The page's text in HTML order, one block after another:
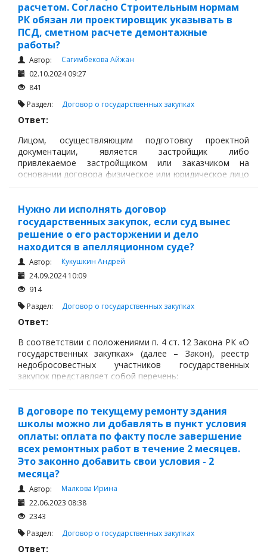
расчетом. Согласно Строительным нормам
РК обязан ли проектировщик указывать в
ПСД, сметном расчете демонтажные
работы?
Автор:
Сагимбекова Айжан
02.10.2024 09:27
841
Раздел: Договор о государственных закупках
Ответ:
Лицом, осуществляющим подготовку проектной
документации, является застройщик либо
привлекаемое застройщиком или заказчиком на
основании договора физическое или юридическое лицо
(проектировщик).
Нужно ли исполнять договор
государственных закупок, если суд вынес
решение о его расторжении и дело
находится в апелляционном суде?
Автор:
Кукушкин Андрей
24.09.2024 10:09
914
Раздел: Договор о государственных закупках
Ответ:
В соответствии с положениями п. 4 ст. 12 Закона РК «О
государственных закупках» (далее – Закон), реестр
недобросовестных участников государственных
закупок представляет собой перечень:
В договоре по текущему ремонту здания
школы можно ли добавлять в пункт условия
оплаты: оплата по факту после завершение
всех ремонтных работ в течение 2 месяцев.
Это законно добавить свои уcловия - 2
месяца?
Автор:
Малкова Ирина
22.06.2023 08:38
2343
Раздел: Договор о государственных закупках
Ответ: